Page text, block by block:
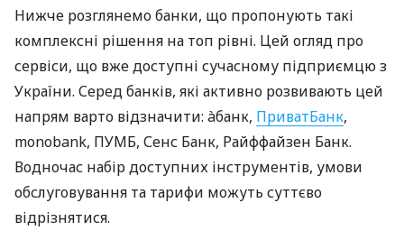
Нижче розглянемо банки, що пропонують такі
комплексні рішення на топ рівні. Цей огляд про
сервіси, що вже доступні сучасному підприємцю з
України. Серед банків, які активно розвивають цей
напрям варто відзначити: àбанк, ПриватБанк,
monobank, ПУМБ, Сенс Банк, Райффайзен Банк.
Водночас набір доступних інструментів, умови
обслуговування та тарифи можуть суттєво
відрізнятися.